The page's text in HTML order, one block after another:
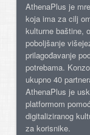
AthenaPlus je
koja ima za cilj
kulturne baštine,
poboljšanje
prilagođavanje
potrebama.
ukupno 40
AthenaPlus je
platformom
digitaliziranog
za korisnike.